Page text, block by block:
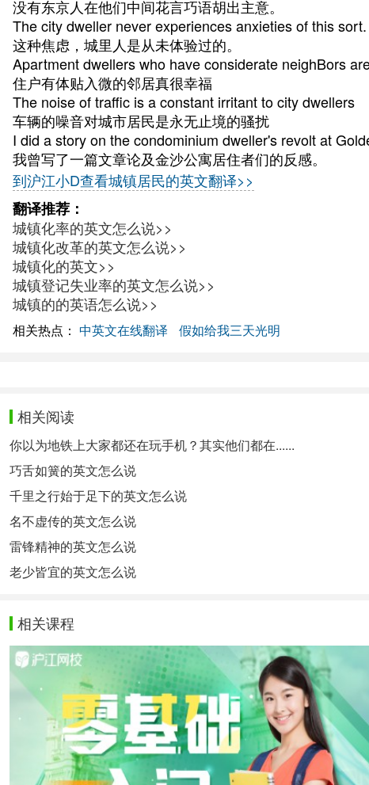
没有东京人在他们中间花言巧语胡出主意。
The city dweller never experiences anxieties of this sort.
这种焦虑，城里人是从未体验过的。
Apartment dwellers who have considerate neighBors
住户有体贴入微的邻居真很幸福
The noise of traffic is a constant irritant to city dwellers
车辆的噪音对城市居民是永无止境的骚扰
I did a story on the condominium dweller's revolt at
我曾写了一篇文章论及金沙公寓居住者们的反感。
到沪江小D查看城镇居民的英文翻译>>
翻译推荐：
城镇化率的英文怎么说>>
城镇化改革的英文怎么说>>
城镇化的英文>>
城镇登记失业率的英文怎么说>>
城镇的的英语怎么说>>
相关热点： 中英文在线翻译 假如给我三天光明
相关阅读
你以为地铁上大家都还在玩手机？其实他们都在......
巧舌如簧的英文怎么说
千里之行始于足下的英文怎么说
名不虚传的英文怎么说
雷锋精神的英文怎么说
老少皆宜的英文怎么说
相关课程